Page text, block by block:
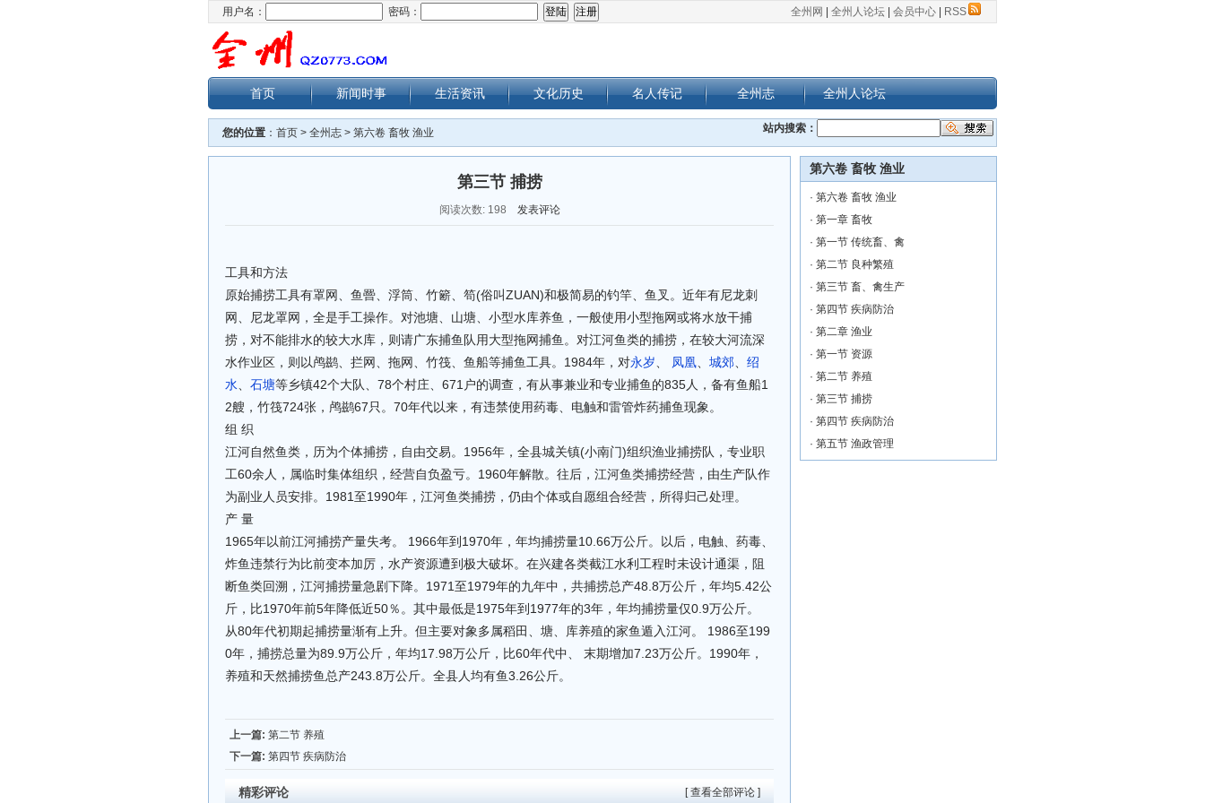
全州网 全州人论坛 会员中心 RSS
用户名： 密码：
首页 新闻时事 生活资讯 文化历史 名人传记 全州志 全州人论坛
您的位置 ： 首页 > 全州志 > 第六卷 畜牧 渔业 站内搜索：
第三节 捕捞
阅读次数: 198 发表评论
工具和方法
原始捕捞工具有罩网、鱼罾、浮筒、竹簖、笱(俗叫ZUAN)和极简易的钓竿、鱼叉。近年有尼龙刺
网、尼龙罩网，全是手工操作。对池塘、山塘、小型水库养鱼，一般使用小型拖网或将水放干捕
捞，对不能排水的较大水库，则请广东捕鱼队用大型拖网捕鱼。对江河鱼类的捕捞，在较大河流深
水作业区，则以鸬鹚、拦网、拖网、竹筏、鱼船等捕鱼工具。1984年，对永岁 凤凰 城郊
绍
水
石塘等乡镇42个大队、78个村庄、671户的调查，有从事兼业和专业捕鱼的835人，备有鱼船1
2艘，竹筏724张，鸬鹚67只。70年代以来，有违禁使用药毒、电触和雷管炸药捕鱼现象。
组 织
江河自然鱼类，历为个体捕捞，自由交易。1956年，全县城关镇(小南门)组织渔业捕捞队，专业职
工60余人，属临时集体组织，经营自负盈亏。1960年解散。往后，江河鱼类捕捞经营，由生产队作
为副业人员安排。1981至1990年，江河鱼类捕捞，仍由个体或自愿组合经营，所得归己处理。
产 量
1965年以前江河捕捞产量失考。 1966年到1970年，年均捕捞量10.66万公斤。以后，电触、药毒、
炸鱼违禁行为比前变本加厉，水产资源遭到极大破坏。在兴建各类截江水利工程时未设计通渠，阻
断鱼类回溯，江河捕捞量急剧下降。1971至1979年的九年中，共捕捞总产48.8万公斤，年均5.42公
斤，比1970年前5年降低近50％。其中最低是1975年到1977年的3年，年均捕捞量仅0.9万公斤。
从80年代初期起捕捞量渐有上升。但主要对象多属稻田、塘、库养殖的家鱼遁入江河。 1986至199
0年，捕捞总量为89.9万公斤，年均17.98万公斤，比60年代中、 末期增加7.23万公斤。1990年，
养殖和天然捕捞鱼总产243.8万公斤。全县人均有鱼3.26公斤。
上一篇: 第二节 养殖
下一篇: 第四节 疾病防治
[ 查看全部评论 ]
精彩评论
第六卷 畜牧 渔业
· 第六卷 畜牧 渔业
· 第一章 畜牧
· 第一节 传统畜、禽
· 第二节 良种繁殖
· 第三节 畜、禽生产
· 第四节 疾病防治
· 第二章 渔业
· 第一节 资源
· 第二节 养殖
· 第三节 捕捞
· 第四节 疾病防治
· 第五节 渔政管理